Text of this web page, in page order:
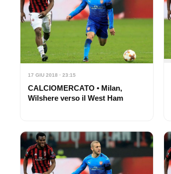
17 GIU 2018 · 23:15
CALCIOMERCATO • Milan,
Wilshere verso il West Ham